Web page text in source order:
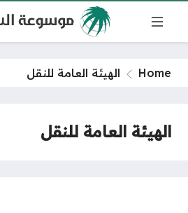
Home الهيئة العامة للنقل
الهيئة العامة للنقل